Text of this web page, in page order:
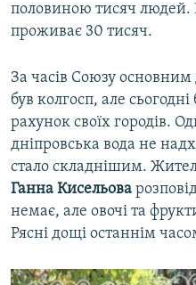
половиною тисяч людей.
проживає 30 тисяч.
За часів Союзу
був колгосп, але
рахунок своїх городів.
дніпровська вода не
стало складнішим.
Ганна Кисельова
немає, але овочі та
Рясні дощі останнім